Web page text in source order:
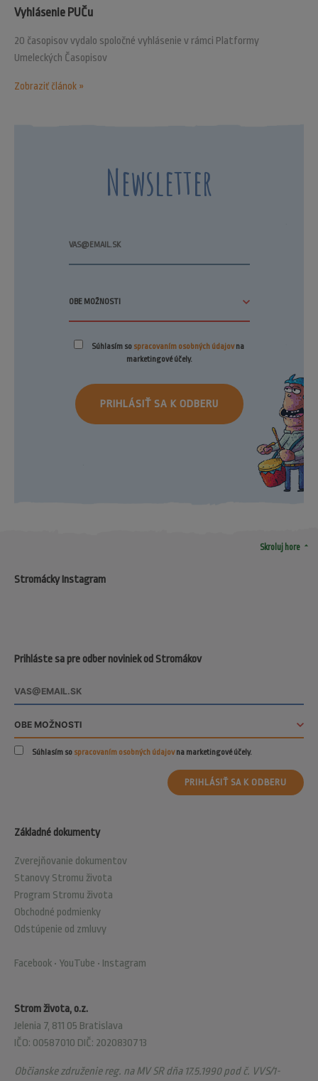
Vyhlásenie PUČu
20 časopisov vydalo spoločné vyhlásenie v rámci Platformy
Umeleckých Časopisov
Zobraziť článok »
Newsletter
Súhlasím so spracovaním osobných údajovna
marketingové účely.
PRIHLÁSIŤ SA K ODBERU
Skroluj hore arrow_drop_up
Strom života, o.z.
Jelenia 7, 811 05 Bratislava
IČO: 00587010 DIČ: 2020830713
Občianske združenie reg. na MV SR dňa 17.5.1990 pod č. VVS/1-
Základné dokumenty
Zverejňovanie dokumentov
Stanovy Stromu života
Program Stromu života
Obchodné podmienky
Odstúpenie od zmluvy
Facebook • YouTube • Instagram
Prihláste sa pre odber noviniek od Stromákov
Súhlasím so spracovaním osobných údajovna marketingové účely.
PRIHLÁSIŤ SA K ODBERU
Stromácky Instagram